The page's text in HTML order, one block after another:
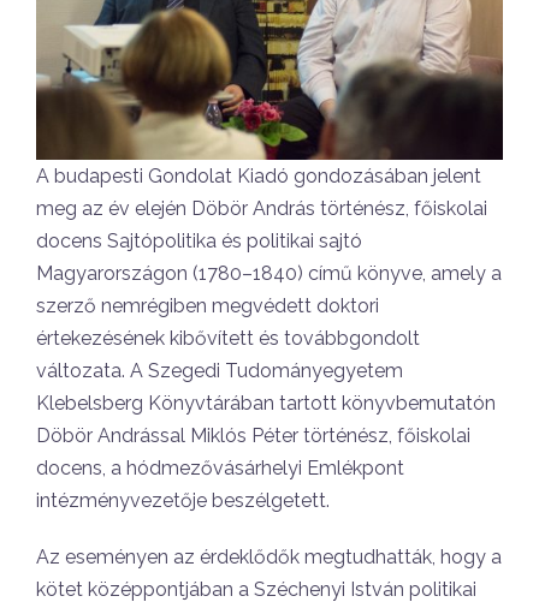
A budapesti Gondolat Kiadó gondozásában jelent
meg az év elején Döbör András történész, főiskolai
docens Sajtópolitika és politikai sajtó
Magyarországon (1780–1840) című könyve, amely a
szerző nemrégiben megvédett doktori
értekezésének kibővített és továbbgondolt
változata. A Szegedi Tudományegyetem
Klebelsberg Könyvtárában tartott könyvbemutatón
Döbör Andrással Miklós Péter történész, főiskolai
docens, a hódmezővásárhelyi Emlékpont
intézményvezetője beszélgetett.
Az eseményen az érdeklődők megtudhatták, hogy a
kötet középpontjában a Széchenyi István politikai